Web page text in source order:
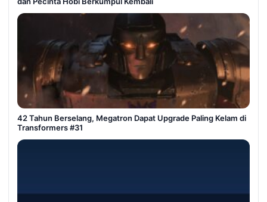
42 Tahun Berselang, Megatron Dapat Upgrade Paling Kelam di
Transformers #31